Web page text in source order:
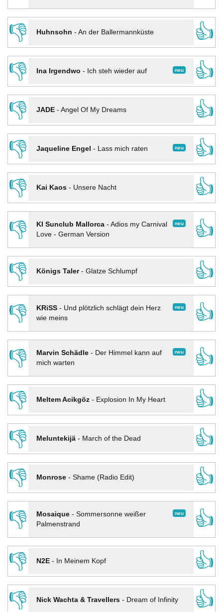
👎
Huhnsohn - An der Ballermannküste
👍
👎
neu
Ina Irgendwo - Ich steh wieder auf
👍
👎
JADE- Angel Of My Dreams
👍
👎
neu
Jaqueline Engel - Lass mich raten
👍
👎
Kai Kaos- Unsere Nacht
👍
👎
neu
KI Sunclub Mallorca- Adios my Carnival
Love - German Version
👍
👎
Königs Taler- Glatze Schlumpf
👍
👎
neu
KRiSS- Und plötzlich schlägt dein Herz
wie meins
👍
👎 neu
Marvin Schädle- Der Himmel kann auf
mich warten
👍
👎
Meltem Acikgöz- Explosion In My Heart
👍
👎
Meluntekijä- March of the Dead
👍
👎
Monrose- Shame (Radio Edit)
👍
👎
neu
Mosaique- Sommersonne weißer
Palmenstrand
👍
👎
N2E- In Meinem Kopf
👍
👎
Nick Wachta & Travellers- Dream of Infinity
👍